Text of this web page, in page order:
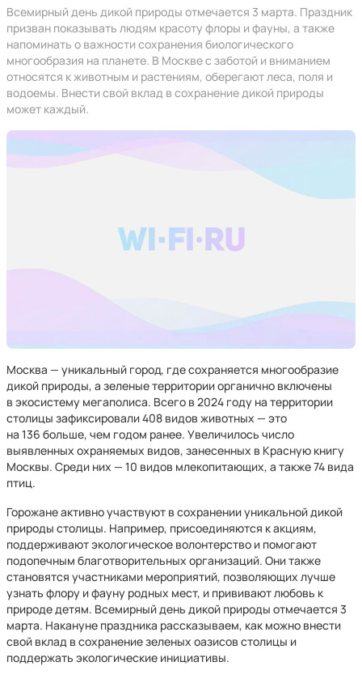
Всемирный день дикой природы отмечается 3 марта. Праздник
призван показывать людям красоту флоры и фауны, а также
напоминать о важности сохранения биологического
многообразия на планете. В Москве с заботой и вниманием
относятся к животным и растениям, оберегают леса, поля и
водоемы. Внести свой вклад в сохранение дикой природы
может каждый.
Москва — уникальный город, где сохраняется многообразие
дикой природы, а зеленые территории органично включены
в экосистему мегаполиса. Всего в 2024 году на территории
столицы зафиксировали 408 видов животных — это
на 136 больше, чем годом ранее. Увеличилось число
выявленных охраняемых видов, занесенных в Красную книгу
Москвы. Среди них — 10 видов млекопитающих, а также 74 вида
птиц.
Горожане активно участвуют в сохранении уникальной дикой
природы столицы. Например, присоединяются к акциям,
поддерживают экологическое волонтерство и помогают
подопечным благотворительных организаций. Они также
становятся участниками мероприятий, позволяющих лучше
узнать флору и фауну родных мест, и прививают любовь к
природе детям. Всемирный день дикой природы отмечается 3
марта. Накануне праздника рассказываем, как можно внести
свой вклад в сохранение зеленых оазисов столицы и
поддержать экологические инициативы.